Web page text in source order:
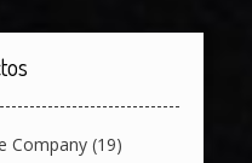
Company (19)